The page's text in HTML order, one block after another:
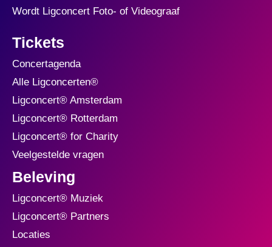
Wordt Ligconcert Foto- of Videograaf
Tickets
Concertagenda
Alle Ligconcerten®
Ligconcert® Amsterdam
Ligconcert® Rotterdam
Ligconcert® for Charity
Veelgestelde vragen
Beleving
Ligconcert® Muziek
Ligconcert® Partners
Locaties